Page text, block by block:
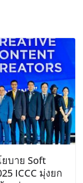
บาย Soft
ICCC มุ่งยก